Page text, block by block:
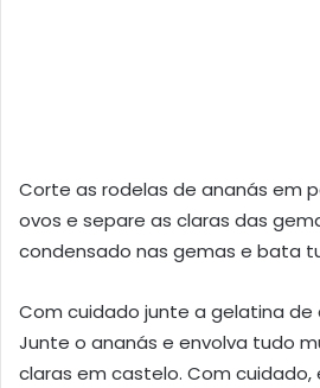
Corte as rodelas de ananás em
ovos e separe as claras das
condensado nas gemas e bata
Com cuidado junte a gelatina de
Junte o ananás e envolva tudo
claras em castelo. Com cuidado,